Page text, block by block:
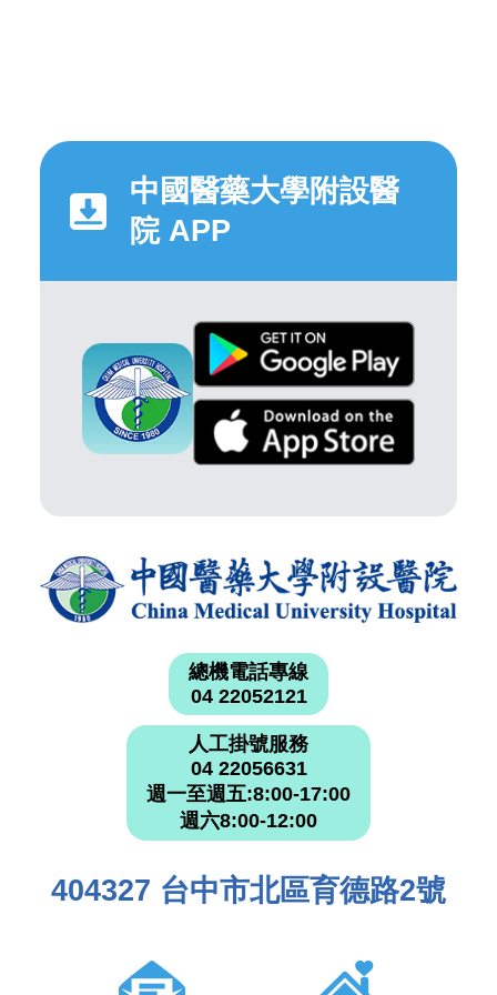
中國醫藥大學附設醫
院 APP
總機電話專線
04 22052121
人工掛號服務
04 22056631
週一至週五:8:00-17:00
週六8:00-12:00
404327 台中市北區育德路2號